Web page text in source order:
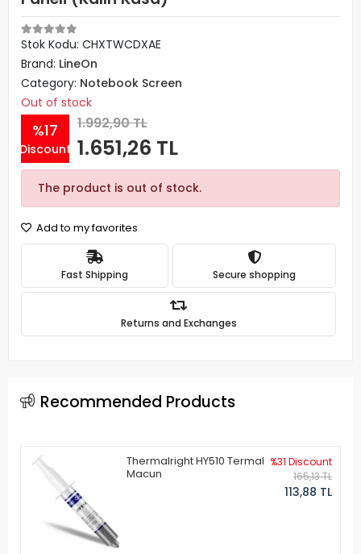
Stok Kodu: CHXTWCDXAE
Brand: LineOn
Category: Notebook Screen
Out of stock
%17
Discount
1.992,90 TL
1.651,26 TL
The product is out of stock.
Add to my favorites
Fast Shipping Secure shopping
Returns and Exchanges
Recommended Products
Thermalright HY510 Termal
Macun
%31 Discount
165,13 TL
113,88 TL